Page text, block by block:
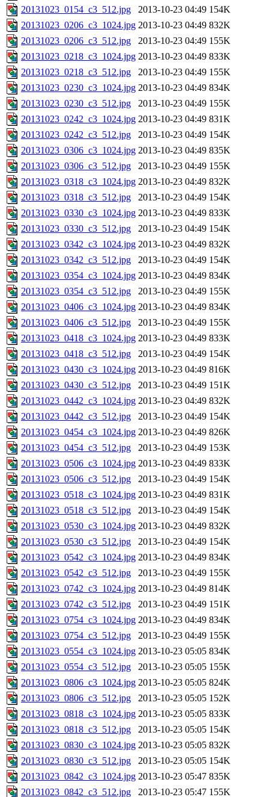
20131023_0154_c3_512.jpg
2013-10-23 04:49 154K
20131023_0206_c3_1024.jpg 2013-10-23 04:49 832K
20131023_0206_c3_512.jpg
2013-10-23 04:49 155K
20131023_0218_c3_1024.jpg 2013-10-23 04:49 833K
20131023_0218_c3_512.jpg
2013-10-23 04:49 155K
20131023_0230_c3_1024.jpg 2013-10-23 04:49 834K
20131023_0230_c3_512.jpg
2013-10-23 04:49 155K
20131023_0242_c3_1024.jpg 2013-10-23 04:49 831K
20131023_0242_c3_512.jpg
2013-10-23 04:49 154K
20131023_0306_c3_1024.jpg 2013-10-23 04:49 835K
20131023_0306_c3_512.jpg
2013-10-23 04:49 155K
20131023_0318_c3_1024.jpg 2013-10-23 04:49 832K
20131023_0318_c3_512.jpg
2013-10-23 04:49 154K
20131023_0330_c3_1024.jpg 2013-10-23 04:49 833K
20131023_0330_c3_512.jpg
2013-10-23 04:49 154K
20131023_0342_c3_1024.jpg 2013-10-23 04:49 832K
20131023_0342_c3_512.jpg
2013-10-23 04:49 154K
20131023_0354_c3_1024.jpg 2013-10-23 04:49 834K
20131023_0354_c3_512.jpg
2013-10-23 04:49 155K
20131023_0406_c3_1024.jpg 2013-10-23 04:49 834K
20131023_0406_c3_512.jpg
2013-10-23 04:49 155K
20131023_0418_c3_1024.jpg 2013-10-23 04:49 833K
20131023_0418_c3_512.jpg
2013-10-23 04:49 154K
20131023_0430_c3_1024.jpg 2013-10-23 04:49 816K
20131023_0430_c3_512.jpg
2013-10-23 04:49 151K
20131023_0442_c3_1024.jpg 2013-10-23 04:49 832K
20131023_0442_c3_512.jpg
2013-10-23 04:49 154K
20131023_0454_c3_1024.jpg 2013-10-23 04:49 826K
20131023_0454_c3_512.jpg
2013-10-23 04:49 153K
20131023_0506_c3_1024.jpg 2013-10-23 04:49 833K
20131023_0506_c3_512.jpg
2013-10-23 04:49 154K
20131023_0518_c3_1024.jpg 2013-10-23 04:49 831K
20131023_0518_c3_512.jpg
2013-10-23 04:49 154K
20131023_0530_c3_1024.jpg 2013-10-23 04:49 832K
20131023_0530_c3_512.jpg
2013-10-23 04:49 154K
20131023_0542_c3_1024.jpg 2013-10-23 04:49 834K
20131023_0542_c3_512.jpg
2013-10-23 04:49 155K
20131023_0742_c3_1024.jpg 2013-10-23 04:49 814K
20131023_0742_c3_512.jpg
2013-10-23 04:49 151K
20131023_0754_c3_1024.jpg 2013-10-23 04:49 834K
20131023_0754_c3_512.jpg
2013-10-23 04:49 155K
20131023_0554_c3_1024.jpg 2013-10-23 05:05 834K
20131023_0554_c3_512.jpg
2013-10-23 05:05 155K
20131023_0806_c3_1024.jpg 2013-10-23 05:05 824K
20131023_0806_c3_512.jpg
2013-10-23 05:05 152K
20131023_0818_c3_1024.jpg 2013-10-23 05:05 833K
20131023_0818_c3_512.jpg
2013-10-23 05:05 154K
20131023_0830_c3_1024.jpg 2013-10-23 05:05 832K
20131023_0830_c3_512.jpg
2013-10-23 05:05 154K
20131023_0842_c3_1024.jpg 2013-10-23 05:47 835K
20131023_0842_c3_512.jpg
2013-10-23 05:47 155K